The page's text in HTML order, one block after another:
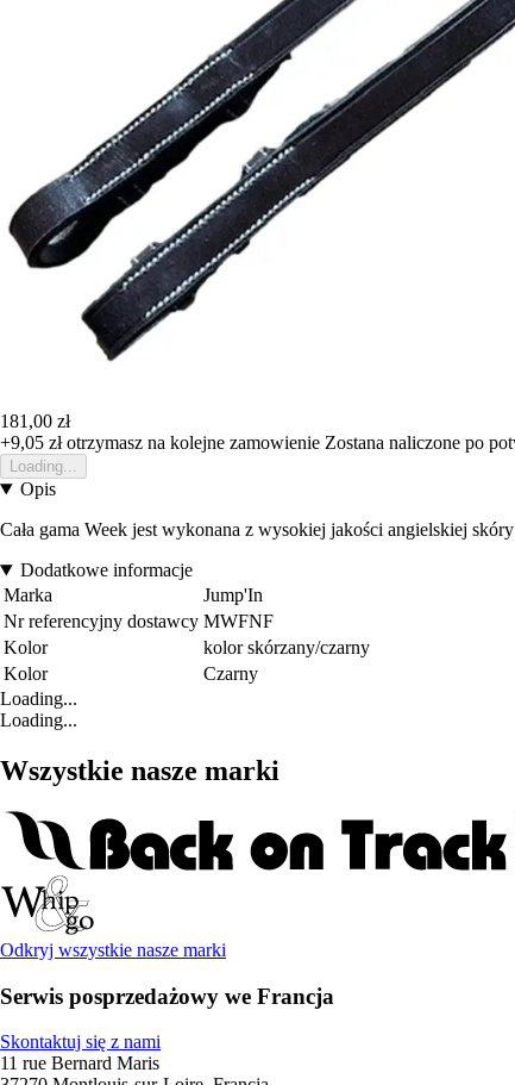
181,00 zł
+9,05 złotrzymasz na kolejne zamowienie Zostana naliczone po
Loading...
Opis
Cała gama Week jest wykonana z wysokiej jakości angielskiej
Dodatkowe informacje
Marka
Jump'In
Nr referencyjny dostawcy MWFNF
Kolor
kolor skórzany/czarny
Kolor
Czarny
Loading...
Loading...
Wszystkie nasze marki
Odkryj wszystkie nasze marki
Serwis posprzedażowy we Francja
Skontaktuj się z nami
11 rue Bernard Maris